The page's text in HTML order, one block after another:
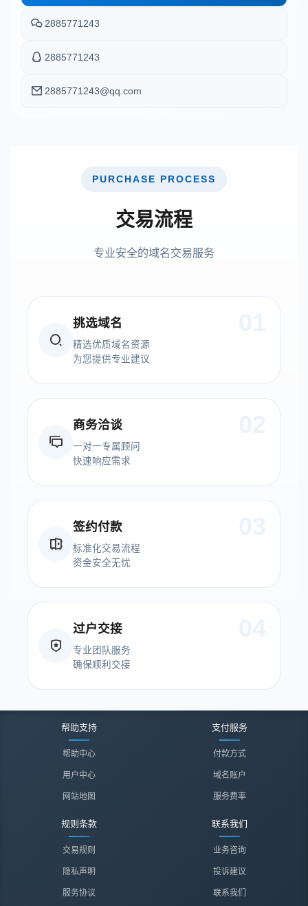
2885771243
2885771243
2885771243@qq.com
PURCHASE PROCESS
交易流程
专业安全的域名交易服务
挑选域名
精选优质域名资源
为您提供专业建议
商务洽谈
一对一专属顾问
快速响应需求
签约付款
标准化交易流程
资金安全无忧
过户交接
专业团队服务
确保顺利交接
帮助支持
帮助中心
用户中心
网站地图
支付服务
付款方式
域名账户
服务费率
规则条款
交易规则
隐私声明
服务协议
联系我们
业务咨询
投诉建议
联系我们